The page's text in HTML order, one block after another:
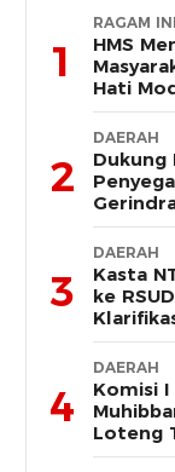
1
RAGAM
HMS
Hati
2
DAERAH
Dukung
Sebut
3
DAERAH
Kasta
ke
Ibu
4
DAERAH
Komisi I
Loteng